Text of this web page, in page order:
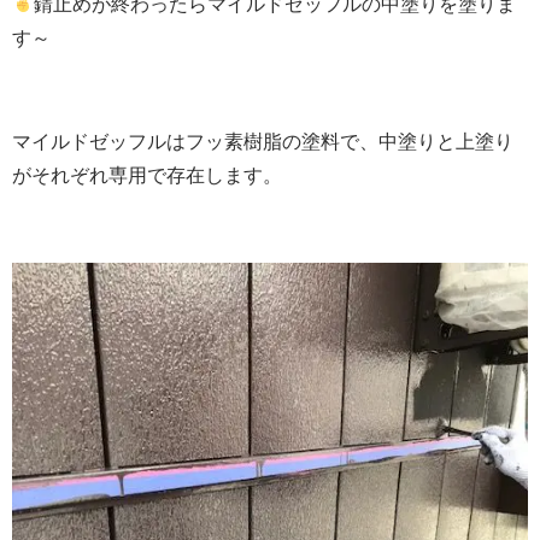
す～
マイルドゼッフルはフッ素樹脂の塗料で、中塗りと上塗り
がそれぞれ専用で存在します。